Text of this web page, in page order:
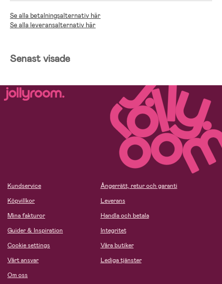
Se alla betalningsalternativ här
Se alla leveransalternativ här
Senast visade
Kundservice
Köpvillkor
Mina fakturor
Guider & Inspiration
Cookie settings
Vårt ansvar
Om oss
Ångerrätt, retur och garanti
Leverans
Handla och betala
Integritet
Våra butiker
Lediga tjänster